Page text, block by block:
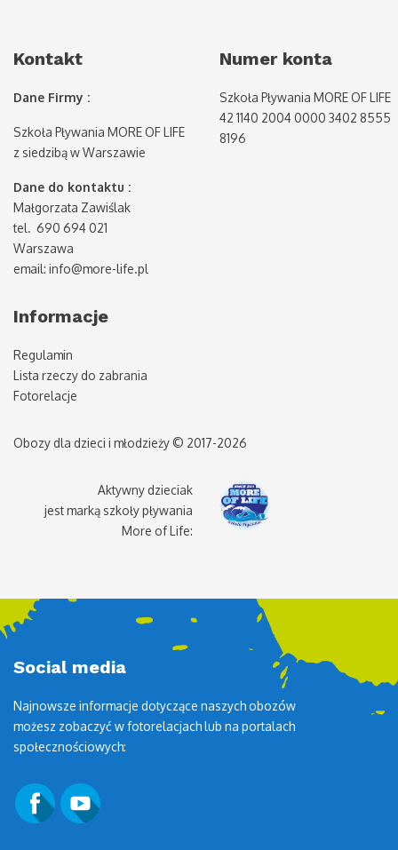
Kontakt
Dane Firmy :
Szkoła Pływania MORE OF LIFE
z siedzibą w Warszawie
Dane do kontaktu :
Małgorzata Zawiślak
tel. 690 694 021
Warszawa
email: info@more-life.pl
Numer konta
Szkoła Pływania MORE OF LIFE
42 1140 2004 0000 3402 8555
8196
Informacje
Regulamin
Lista rzeczy do zabrania
Fotorelacje
Obozy dla dzieci i młodzieży © 2017-2026
Aktywny dzieciak
jest marką szkoły pływania
More of Life:
Social media
Najnowsze informacje dotyczące naszych obozów
możesz zobaczyć w fotorelacjach lub na portalach
społecznościowych: